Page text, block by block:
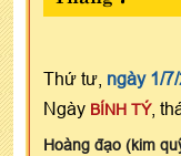
Thứ tư, ngày 1/
Ngày BÍNH TÝ,
Hoàng đạo (kim